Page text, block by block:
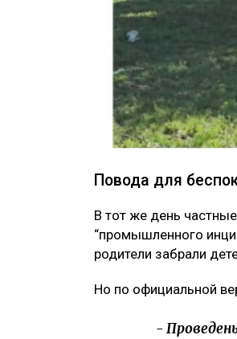
Повода для
В тот же день
“промышленного
родители забрали
Но по официальной
-